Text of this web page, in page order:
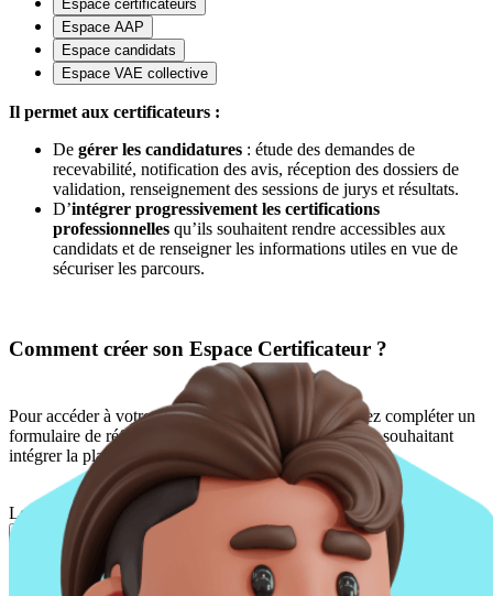
Espace certificateurs
Espace AAP
Espace candidats
Espace VAE collective
Il permet aux certificateurs :
De gérer les candidatures : étude des demandes de
recevabilité, notification des avis, réception des dossiers de
validation, renseignement des sessions de jurys et résultats.
D’intégrer progressivement les certifications
professionnelles qu’ils souhaitent rendre accessibles aux
candidats et de renseigner les informations utiles en vue de
sécuriser les parcours.
Comment créer son Espace Certificateur ?
Pour accéder à votre Espace Certificateur, vous devez compléter un
formulaire de référencement destiné aux certificateurs souhaitant
intégrer la plateforme France VAE.
Lorem [...] elit ut.
Complétez le formulaire de référencement dédié aux certificateurs.